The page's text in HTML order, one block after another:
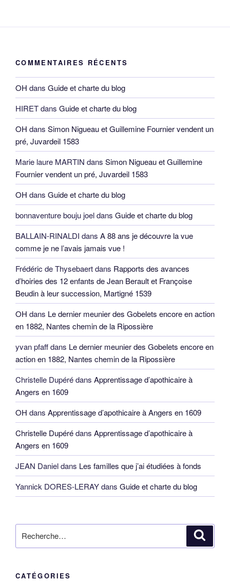
COMMENTAIRES RÉCENTS
OH dans Guide et charte du blog
HIRETdans Guide et charte du blog
OH dans Simon Nigueau et Guillemine Fournier vendent un
pré, Juvardeil 1583
Marie laure MARTIN dans Simon Nigueau et Guillemine
Fournier vendent un pré, Juvardeil 1583
OH dans Guide et charte du blog
bonnaventure bouju joeldans Guide et charte du blog
BALLAIN-RINALDI dans A 88 ans je découvre la vue
comme je ne l’avais jamais vue !
Frédéric de Thysebaertdans Rapports des avances
d’hoiries des 12 enfants de Jean Berault et Françoise
Beudin à leur succession, Martigné 1539
OH dans Le dernier meunier des Gobelets encore en action
en 1882, Nantes chemin de la Ripossière
yvan pfaffdans Le dernier meunier des Gobelets encore en
action en 1882, Nantes chemin de la Ripossière
Christelle Dupérédans Apprentissage d’apothicaire à
Angers en 1609
OH dans Apprentissage d’apothicaire à Angers en 1609
Christelle Dupérédans Apprentissage d’apothicaire à
Angers en 1609
JEAN Danieldans Les familles que j’ai étudiées à fonds
Yannick DORES-LERAYdans Guide et charte du blog
pour
CATÉGORIES